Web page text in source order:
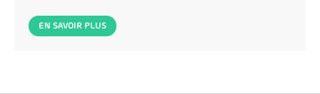
EN SAVOIR PLUS